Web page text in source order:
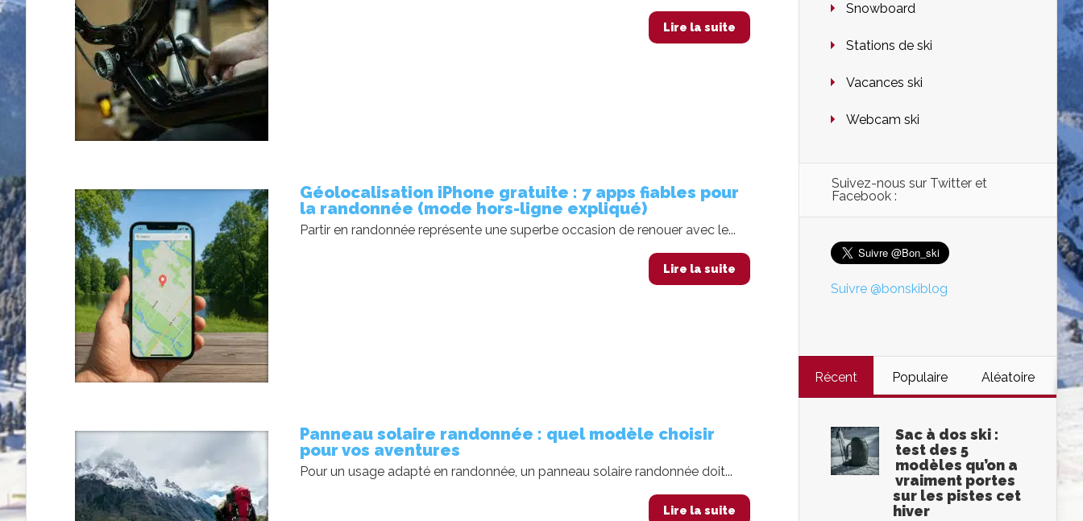
Lire la suite
Géolocalisation iPhone gratuite : 7 apps fiables pour
la randonnée (mode hors-ligne expliqué)
Partir en randonnée représente une superbe occasion de renouer avec le...
Lire la suite
Panneau solaire randonnée : quel modèle choisir
pour vos aventures
Pour un usage adapté en randonnée, un panneau solaire randonnée doit...
Lire la suite
Snowboard
Stations de ski
Vacances ski
Webcam ski
Suivez-nous sur Twitter et
Facebook :
Suivre @bonskiblog
Récent Populaire Aléatoire
Sac à dos ski :
test des 5
modèles qu’on a
vraiment portes
sur les pistes cet
hiver